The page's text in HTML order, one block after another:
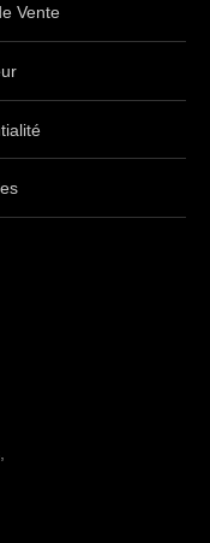
Vente